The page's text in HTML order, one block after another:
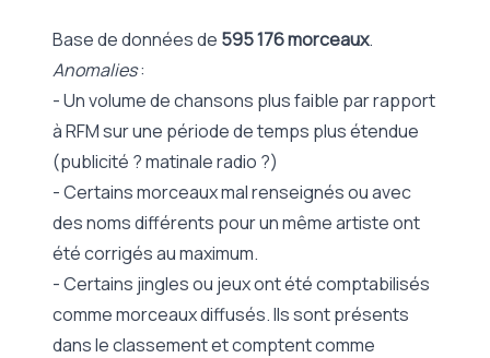
Base de données de 595 176 morceaux.
Anomalies:
- Un volume de chansons plus faible par rapport
à RFM sur une période de temps plus étendue
(publicité ? matinale radio ?)
- Certains morceaux mal renseignés ou avec
des noms différents pour un même artiste ont
été corrigés au maximum.
- Certains jingles ou jeux ont été comptabilisés
comme morceaux diffusés. Ils sont présents
dans le classement et comptent comme